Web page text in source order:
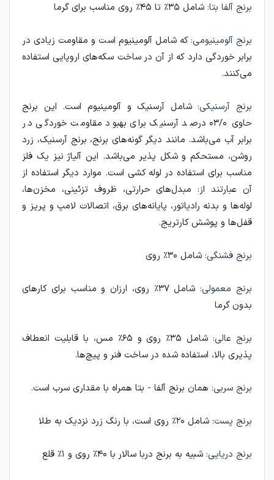
برنج آلفا بتا: شامل ۳۵٪ تا ۴۵٪ روی مناسب برای گرما
برنج آلومینیومی:که شامل آلومینیوم است و مقاومت زیادی در
برابر خوردگی دارد که از آن در ساخت سکه‌های اروپایی استفاده
می‌کنند.
برنج آرسنیکی:شامل آرسنیک و آلومینیوم است. این برنج
حاوی ۰۳/۰ درصد آرسنیک برای بهبود مقاومت خوردگی در
برابر آب می‌باشد. مانند دیگر گونه‌های برنج، برنج آرسنیک، زرد
روشن، مستحکم و شکل پذیر می‌باشد. این آلیاژ نیز یک فلز
مناسب برای استفاده در لوله کشی است. موارد دیگر استفاده از
آن عبارتند از: مبدل‌های حرارتی، ظروف تزئینی، مخزن‌ها،
لوله‌ها و بدنه رادیاتور، پایانه‌های برق، اتصالات لامپ و پریز و
قفل‌ها و پوشش کارتریج.
برنج فشنگی: شامل ۳۰٪ روی
برنج معمولی:
شامل ۳۷٪ روی، ارزان و مناسب برای کارهای
بدون گرما
برنج عالی:
شامل ۳۵٪ روی و ۶۵٪ مس، با قابلیت انعطاف
پذیری بالا، استفاده شده در ساخت فنر و پیچ‌ها.
برنج سربی: همان برنج آلفا - بتا همراه با مقداری سرب است.
برنج پست: شامل ۲۰٪ روی است، با رنگ زرد نزدیک به طلا
برنج دریایی: شبیه به برنج دربا سالار با ۴۰٪ روی و ۱٪ قلع